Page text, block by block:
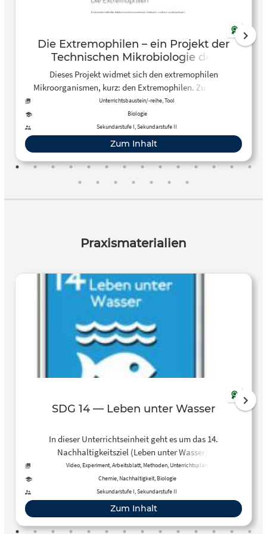
Die Extremophilen – ein Projekt der
Technischen Mikrobiologie der
Technischen Universität Hamburg
Dieses Projekt widmet sich den extremophilen
Mikroorganismen, kurz: den Extremophilen. Zu diesem
Online-Lernangebot gehört unter anderem ein frei
zugängliches Wiki.
Unterrichtsbaustein/-reihe, Tool
Biologie
Sekundarstufe I, Sekundarstufe II
Zum Inhalt
Praxismaterialien
SDG 14 — Leben unter Wasser
In dieser Unterrichtseinheit geht es um das 14.
Nachhaltigkeitsziel (Leben unter Wasser).
Unterschiedlichen Lernstationen sollen die Schüler*innen
für die Ressourcen der Meere und Ozeane sensibilisieren
und einen nachhaltigen Umgang mit ihnen bewirken.
Video, Experiment, Arbeitsblatt, Methoden, Unterrichtsplan
Chemie, Nachhaltigkeit, Biologie
Sekundarstufe I, Sekundarstufe II
Zum Inhalt